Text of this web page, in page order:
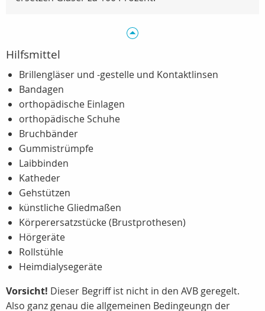
Hilfsmittel
Brillengläser und -gestelle und Kontaktlinsen
Bandagen
orthopädische Einlagen
orthopädische Schuhe
Bruchbänder
Gummistrümpfe
Laibbinden
Katheder
Gehstützen
künstliche Gliedmaßen
Körperersatzstücke (Brustprothesen)
Hörgeräte
Rollstühle
Heimdialysegeräte
Vorsicht! Dieser Begriff ist nicht in den AVB geregelt.
Also ganz genau die allgemeinen Bedingeungn der